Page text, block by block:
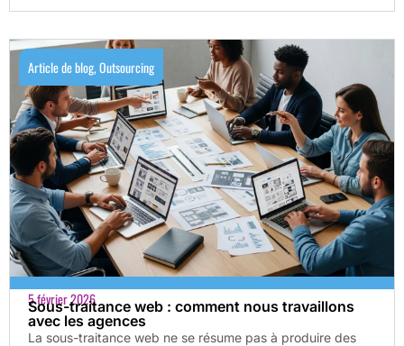
Article de blog,Outsourcing
5 février 2026
Sous-traitance web : comment nous travaillons
avec les agences
La sous-traitance web ne se résume pas à produire des